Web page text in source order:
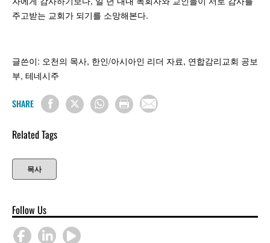
주고받는 교회가 되기를 소망해본다.
글쓴이: 오천의 목사, 한인/아시아인 리더 자료, 연합감리교회 공보
부, 테네시주
SHARE
Related Tags
목사
Follow Us